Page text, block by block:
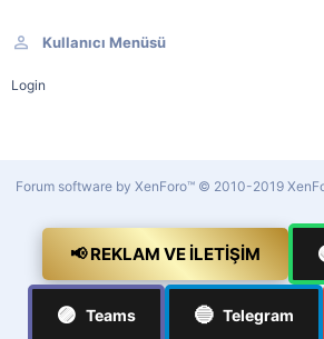
Kullanıcı Menüsü
Login
Forum software by XenForo™ © 2010-2019
📢 REKLAM VE İLETIŞIM
🟣 Teams 🔵 Telegram